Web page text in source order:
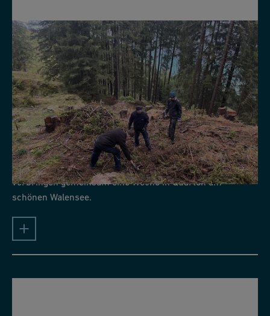
04.10.26 - 08.10.26
Lernendenlager 2026
Lernende vom Standort Subingen, Sissach und Seewis
verbringen gemeinsam eine Woche in Quarten am
schönen Walensee.